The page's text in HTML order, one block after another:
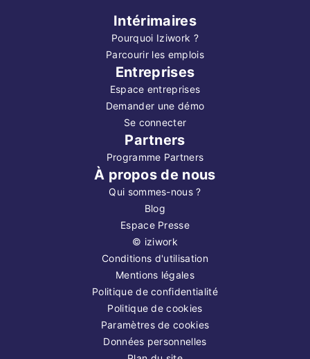
Intérimaires
Pourquoi Iziwork ?
Parcourir les emplois
Entreprises
Espace entreprises
Demander une démo
Se connecter
Partners
Programme Partners
À propos de nous
Qui sommes-nous ?
Blog
Espace Presse
© iziwork
Conditions d'utilisation
Mentions légales
Politique de confidentialité
Politique de cookies
Paramètres de cookies
Données personnelles